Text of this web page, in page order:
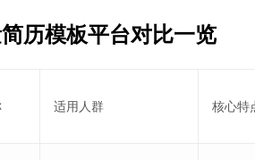
历模板平台对比一览
适用人群 核心特